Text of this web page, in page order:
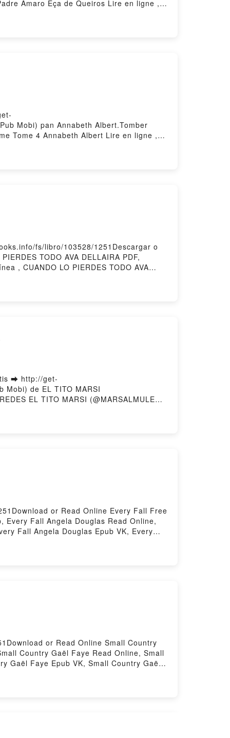
Amaro Eça de Queiros Lire en ligne ,
by Firstory Hosting
Mobi) pan Annabeth Albert.Tomber
Tome 4 Annabeth Albert Lire en ligne ,
gratuitPowered by Firstory
fs/libro/103528/1251Descargar o
TODO AVA DELLAIRA PDF,
, CUANDO LO PIERDES TODO AVA
Hosting
➡ http://get-
Mobi) de EL TITO MARSI
EL TITO MARSI (@MARSALMULET)
MARSI (@MARSALMULET) Kindle,
or Read Online Every Fall Free
Every Fall Angela Douglas Read Online,
Fall Angela Douglas Epub VK, Every
or Read Online Small Country
Country Gaël Faye Read Online, Small
Gaël Faye Epub VK, Small Country Gaël